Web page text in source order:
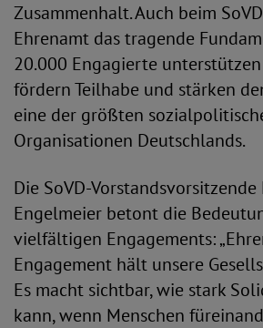
Zusammenhalt. Auch beim
Ehrenamt das tragende
20.000 Engagierte
fördern Teilhabe und stärken
eine der größten
Organisationen Deutschlands.
Die SoVD-
Engelmeier betont die
vielfältigen Engagements:
Engagement hält unsere
Es macht sichtbar, wie stark
kann, wenn Menschen